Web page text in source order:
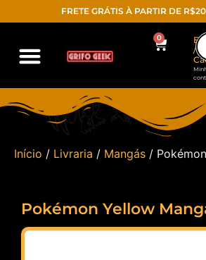
FRETE GRÁTIS À PARTIR DE
0
/
Início / Livraria / Mangás /
Pokémon Yellow